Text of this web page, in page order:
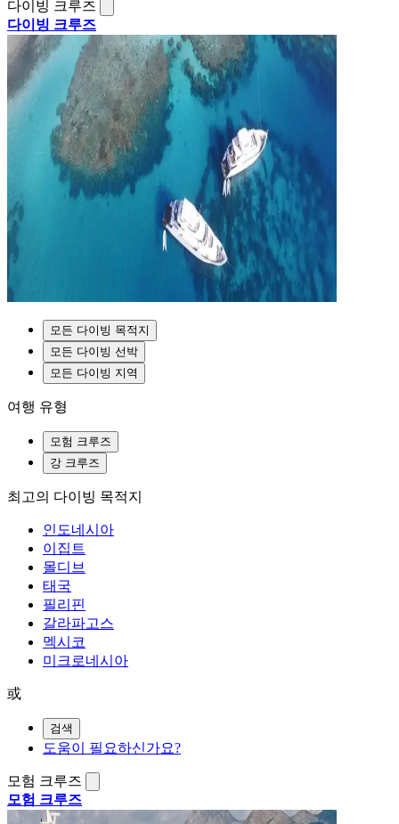
다이빙 크루즈
다이빙 크루즈
모든 다이빙 목적지
모든 다이빙 선박
모든 다이빙 지역
여행 유형
모험 크루즈
강 크루즈
최고의 다이빙 목적지
인도네시아
이집트
몰디브
태국
필리핀
갈라파고스
멕시코
미크로네시아
或
검색
도움이 필요하신가요?
모험 크루즈
모험 크루즈